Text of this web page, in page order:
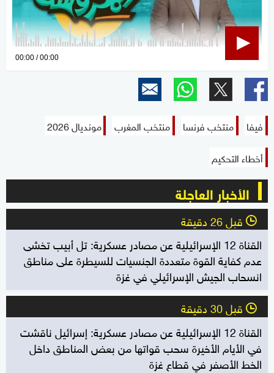
0
00:00 00:00
فيفا منتخب فرنسا منتخب المغرب
مونديال 2026
أخطاء التحكيم
الأخبار العاجلة
l قبل 26 دقيقة
القناة 12 الإسرائيلية عن مصادر عسكرية: تل أبيب تخشى
عدم كفاية القوة متعددة الجنسيات للسيطرة على مناطق
انسحاب الجيش الإسرائيلي في غزة
l قبل 30 دقيقة
القناة 12 الإسرائيلية عن مصادر عسكرية: إسرائيل ناقشت
في الأيام الأخيرة سحب قواتها من بعض المناطق داخل
الخط الأصفر في قطاع غزة